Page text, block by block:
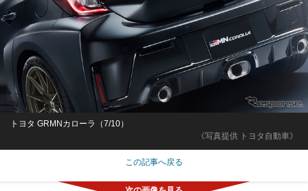
《写真提供 トヨタ自動車》
トヨタ GRMNカローラ（7/10）
この記事へ戻る